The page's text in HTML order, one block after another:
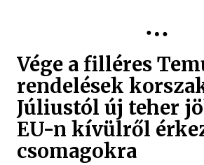
Vége a filléres
rendelések
Júliustól új teher
EU-n kívülről
csomagokra